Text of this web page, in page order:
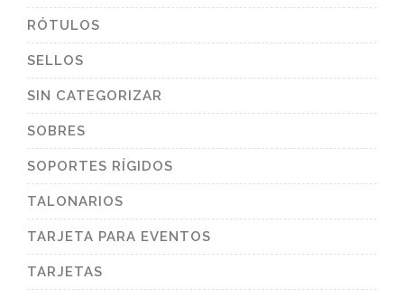
RÓTULOS
SELLOS
SIN CATEGORIZAR
SOBRES
SOPORTES RÍGIDOS
TALONARIOS
TARJETA PARA EVENTOS
TARJETAS